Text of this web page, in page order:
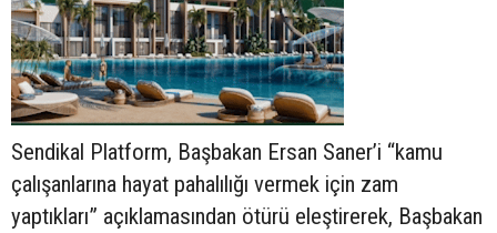
Sendikal Platform, Başbakan Ersan Saner’i “kamu
çalışanlarına hayat pahalılığı vermek için zam
yaptıkları” açıklamasından ötürü eleştirerek, Başbakan